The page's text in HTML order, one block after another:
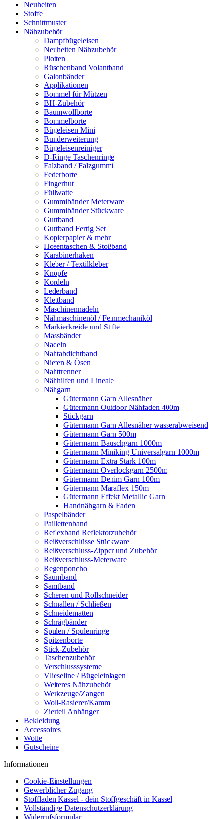
Neuheiten
Stoffe
Schnittmuster
Nähzubehör
Dampfbügeleisen
Neuheiten Nähzubehör
Plotten
Rüschenband Volantband
Galonbänder
Applikationen
Bommel für Mützen
BH-Zubehör
Baumwollborte
Bommelborte
Bügeleisen Mini
Bunderweiterung
Bügeleisenreiniger
D-Ringe Taschenringe
Falzband / Falzgummi
Federborte
Fingerhut
Füllwatte
Gummibänder Meterware
Gummibänder Stückware
Gurtband
Gurtband Fertig Set
Kopierpapier & mehr
Hosentaschen & Stoßband
Karabinerhaken
Kleber / Textilkleber
Knöpfe
Kordeln
Lederband
Klettband
Maschinennadeln
Nähmaschinenöl / Feinmechaniköl
Markierkreide und Stifte
Massbänder
Nadeln
Nahtabdichtband
Nieten & Ösen
Nahttrenner
Nähhilfen und Lineale
Nähgarn
Gütermann Garn Allesnäher
Gütermann Outdoor Nähfaden 400m
Stickgarn
Gütermann Garn Allesnäher wasserabweisend
Gütermann Garn 500m
Gütermann Bauschgarn 1000m
Gütermann Miniking Universalgarn 1000m
Gütermann Extra Stark 100m
Gütermann Overlockgarn 2500m
Gütermann Denim Garn 100m
Gütermann Maraflex 150m
Gütermann Effekt Metallic Garn
Handnähgarn & Faden
Paspelbänder
Paillettenband
Reflexband Reflektorzubehör
Reißverschlüsse Stückware
Reißverschluss-Zipper und Zubehör
Reißverschluss-Meterware
Regenponcho
Saumband
Samtband
Scheren und Rollschneider
Schnallen / Schließen
Schneidematten
Schrägbänder
Spulen / Spulenringe
Spitzenborte
Stick-Zubehör
Taschenzubehör
Verschlusssysteme
Vlieseline / Bügeleinlagen
Weiteres Nähzubehör
Werkzeuge/Zangen
Woll-Rasierer/Kamm
Zierteil Anhänger
Bekleidung
Accessoires
Wolle
Gutscheine
Informationen
Cookie-Einstellungen
Gewerblicher Zugang
Stoffladen Kassel - dein Stoffgeschäft in Kassel
Vollständige Datenschutzerklärung
Widerrufsformular